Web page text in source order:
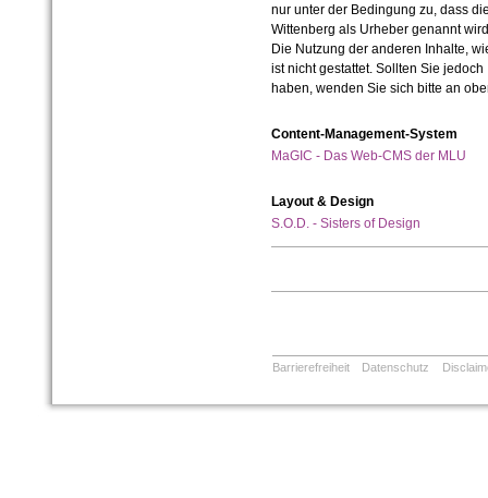
nur unter der Bedingung zu, dass
Wittenberg als Urheber genannt
Die Nutzung der anderen Inhalte,
ist nicht gestattet. Sollten Sie
haben, wenden Sie sich bitte an
Content-Management-System
MaGIC - Das Web-CMS der MLU
Layout & Design
S.O.D. - Sisters of Design
Barrierefreiheit Datenschutz